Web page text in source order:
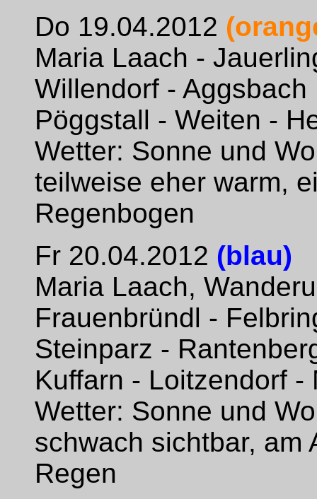
Do 19.04.2012
Maria Laach -
Willendorf -
Pöggstall - Weiten -
Wetter: Sonne und
teilweise eher warm,
Regenbogen
Fr 20.04.2012 (blau)
Maria Laach,
Frauenbründl -
Steinparz -
Kuffarn - Loitzendorf -
Wetter: Sonne und
schwach sichtbar, am
Regen